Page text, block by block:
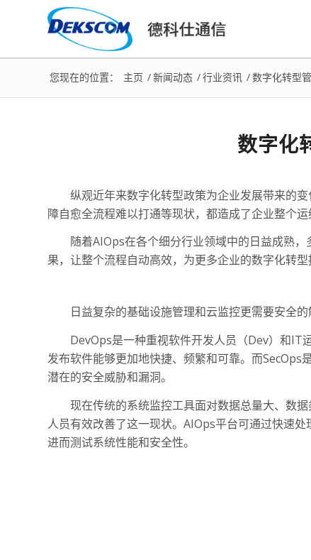
您现在的位置： 主页 /新闻动态 /行业资讯 /数字化转型
数字化
纵观近年来数字化转型政策为企业发展带来的
障自愈全流程难以打通等现状，都造成了企业整个
随着AIOps在各个细分行业领域中的日益成熟
果，让整个流程自动高效，为更多企业的数字化转
日益复杂的基础设施管理和云监控更需要安全
DevOps是一种重视软件开发人员（Dev）和IT
发布软件能够更加地快捷、频繁和可靠。而
潜在的安全威胁和漏洞。
现在传统的系统监控工具面对数据总量大、数
人员有效改善了这一现状。AIOps平台可通过快速
进而测试系统性能和安全性。